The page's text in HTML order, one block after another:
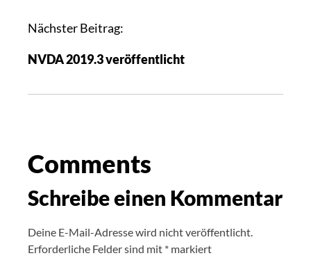
Nächster Beitrag:
NVDA 2019.3 veröffentlicht
Comments
Schreibe einen Kommentar
Deine E-Mail-Adresse wird nicht veröffentlicht.
Erforderliche Felder sind mit * markiert